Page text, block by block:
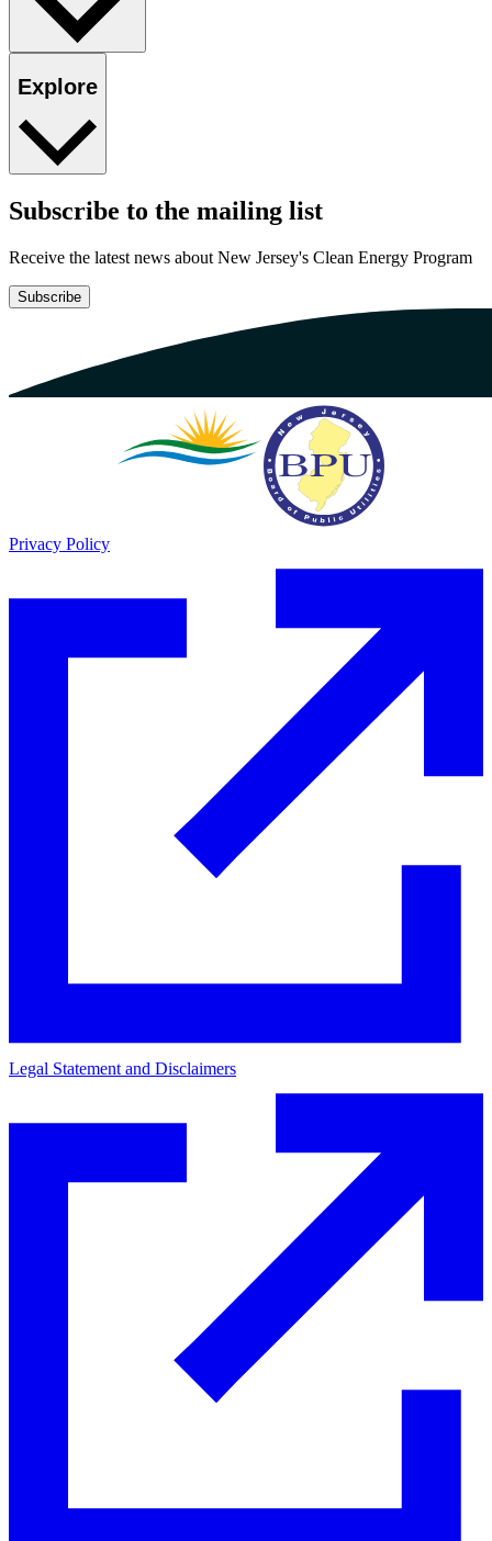
Explore​​​​‌ ‍ ​‍​‍‌‍ ‌ ​‍‌‍‍‌‌‍‌ ‌‍‍‌‌‍ ‍​‍​‍​ ‍‍​‍​‍‌ ​ ‌‍​‌‌‍ ‍‌‍‍‌‌ ‌​‌ ‍‌​‍ ‍‌‍‍‌‌‍ ​‍​‍​‍ ​​‍​‍‌‍‍​‌ ​‍‌‍‌‌‌‍‌‍​‍​‍​ ‍‍​‍​‍‌‍‍​‌ ‌​‌ ‌​‌ ​​​ ‍‍​‍ ​‍ ‌‍ ​‌‍ ‌‍​ ‌‍​‌‌‍ ​‌‍‍​‌‍ ‌ ​ ‌ ‌​​ ‍‍​ ​ ​ ​ ​ ​ ​ ​ ​‍ ‌‍‍‌‌‍ ‍‌ ‌​‌‍‌‌‌‍ ‍‌ ‌​​‍ ‌‍‌‌‌‍‌​‌‍‍‌‌ ‌​​‍ ‌‍ ‌‌‍ ‌‍‌​‌‍‌‌​ ‌‌ ​​‌ ​‍‌‍‌‌‌ ​ ‌‍‌‌‌‍ ‍‌ ‌​‌‍​‌‌ ‌​‌‍‍‌‌‍ ‌‍ ‍​ ‍ ‌‍‍‌‌‍‌​​ ‌‌ ​ ‌‍‍‌‌ ‌​‌‍‌‌‌​‌‍‌‍ ‌‍ ‌ ‌​‌‍‌‌‌ ​‍​ ‍ ‌ ‌​‌ ‍‌‌ ​​‌‍‌‌​ ‌‌‍‌‍‌‍ ‌‍ ‌ ‌​‌‍‌‌‌ ​‍​ ‍ ‌ ​​‌‍​‌‌ ‌​‌‍‍​​ ‌‌‍ ‌‌‍‌‌‌‍ ‍‌ ‌‌‌ ​ ​‍‌‌​ ‌‌‌​​‍‌‌ ‌‍‍ ‌‍‌‌‌ ‍‌​‍‌‌​ ​ ‌​‌​​‍‌‌​ ​ ‌​‌​​‍‌‌​ ​‍​ ​‍‌‍​‌​ ‍‌‌‍‌‍​ ​​‌‍‌​​ ​​​ ‌​​ ​​​ ​ ​ ​‌​ ‌‍​ ‌ ​‍‌‌​ ​‍​ ​‍​‍‌‌​ ‌‌‌​‌​​‍ ‍‌‍‍​‌‍‌‌‌‍​‌‌‍‌​‌‍‍‌‌‍ ‍‌‍‌ ​ ‌‍​‍‌‍​‌‌ ​ ‌‍‌‌‌‌‌‌‌ ​‍‌‍ ​​ ‌‌‍‍​‌ ‌​‌ ‌​‌ ​​​‍‌‌​ ​ ‌​​‌​‍‌‌​ ​‍‌​‌‍​‍‌‌​ ​‍‌​‌‍‌‍ ​‌‍ ‌‍​ ‌‍​‌‌‍ ​‌‍‍​‌‍ ‌ ​ ‌ ‌​​‍‌‌​ ​ ‌​​‌​ ​ ​ ​ ​ ​ ​ ​ ​‍‌‍‌‍‍‌‌‍‌​​ ‌‌ ​ ‌‍‍‌‌ ‌​‌‍‌‌‌​‌‍‌‍ ‌‍ ‌ ‌​‌‍‌‌‌ ​‍​‍‌‍‌ ‌​‌ ‍‌‌ ​​‌‍‌‌​ ‌‌‍‌‍‌‍ ‌‍ ‌ ‌​‌‍‌‌‌ ​‍​‍‌‍‌ ​​‌‍​‌‌ ‌​‌‍‍​​ ‌‌‍ ‌‌‍‌‌‌‍ ‍‌ ‌‌‌ ​ ​‍‌‌​ ‌‌‌​​‍‌‌ ‌‍‍ ‌‍‌‌‌ ‍‌​‍‌‌​ ​ ‌​‌​​‍‌‌​ ​ ‌​‌​​‍‌‌​ ​‍​ ​‍‌‍​‌​ ‍‌‌‍‌‍​ ​​‌‍‌​​ ​​​ ‌​​ ​​​ ​ ​ ​‌​ ‌‍​ ‌ ​‍‌‌​ ​‍​ ​‍​‍‌‌​ ‌‌‌​‌​​‍ ‍‌‍‍​‌‍‌‌‌‍​‌‌‍‌​‌‍‍‌‌‍ ‍‌‍‌ ​‍‌‍‌ ​​‌‍‌‌‌ ​‍‌ ​ ‌ ​​‌‍‌‌‌‍​ ‌ ‌​‌‍‍‌‌ ‌‍‌‍‌‌​ ‌‌ ​​‌ ‌‌‌‍​‍‌‍ ​‌‍‍‌‌ ​ ‌‍‍​‌‍‌‌‌‍‌​​‍​‍‌ ‌
Subscribe to the mailing list​​​​‌ ‍ ​‍​‍‌‍ ‌ ​‍‌‍‍‌‌‍‌ ‌‍‍‌‌‍ ‍​‍​‍​ ‍‍​‍​‍‌ ​ ‌‍​‌‌‍ ‍‌‍‍‌‌ ‌​‌ ‍‌​‍ ‍‌‍‍‌‌‍ ​‍​‍​‍ ​​‍​‍‌‍‍​‌ ​‍‌‍‌‌‌‍‌‍​‍​‍​ ‍‍​‍​‍‌‍‍​‌ ‌​‌ ‌​‌ ​​​ ‍‍​‍ ​‍ ‌‍ ​‌‍ ‌‍​ ‌‍​‌‌‍ ​‌‍‍​‌‍ ‌ ​ ‌ ‌​​ ‍‍​ ​ ​ ​ ​ ​ ​ ​ ​‍ ‌‍‍‌‌‍ ‍‌ ‌​‌‍‌‌‌‍ ‍‌ ‌​​‍ ‌‍‌‌‌‍‌​‌‍‍‌‌ ‌​​‍ ‌‍ ‌‌‍ ‌‍‌​‌‍‌‌​ ‌‌ ​​‌ ​‍‌‍‌‌‌ ​ ‌‍‌‌‌‍ ‍‌ ‌​‌‍​‌‌ ‌​‌‍‍‌‌‍ ‌‍ ‍​ ‍ ‌‍‍‌‌‍‌​​ ‌‌ ​ ‌‍‍‌‌ ‌​‌‍‌‌‌​‌‍‌‍ ‌‍ ‌ ‌​‌‍‌‌‌ ​‍​ ‍ ‌ ‌​‌ ‍‌‌ ​​‌‍‌‌​ ‌‌‍‌‍‌‍ ‌‍ ‌ ‌​‌‍‌‌‌ ​‍​ ‍ ‌ ​​‌‍​‌‌ ‌​‌‍‍​​ ‌‌‍ ‍‌‍‌‌‌ ‌ ‌ ​ ‌‍ ​‌‍‌‌‌ ‌​‌ ‌​‌‍‌‌‌ ​‍​‍ ‍‌‍‍​‌‍‌‌‌‍​‌‌‍‌​‌‍‍‌‌‍ ‍‌‍‌ ​ ‌‍​‍‌‍​‌‌ ​ ‌‍‌‌‌‌‌‌‌ ​‍‌‍ ​​ ‌‌‍‍​‌ ‌​‌ ‌​‌ ​​​‍‌‌​ ​ ‌​​‌​‍‌‌​ ​‍‌​‌‍​‍‌‌​ ​‍‌​‌‍‌‍ ​‌‍ ‌‍​ ‌‍​‌‌‍ ​‌‍‍​‌‍ ‌ ​ ‌ ‌​​‍‌‌​ ​ ‌​​‌​ ​ ​ ​ ​ ​ ​ ​ ​‍‌‍‌‍‍‌‌‍‌​​ ‌‌ ​ ‌‍‍‌‌ ‌​‌‍‌‌‌​‌‍‌‍ ‌‍ ‌ ‌​‌‍‌‌‌ ​‍​‍‌‍‌ ‌​‌ ‍‌‌ ​​‌‍‌‌​ ‌‌‍‌‍‌‍ ‌‍ ‌ ‌​‌‍‌‌‌ ​‍​‍‌‍‌ ​​‌‍​‌‌ ‌​‌‍‍​​ ‌‌‍ ‍‌‍‌‌‌ ‌ ‌ ​ ‌‍ ​‌‍‌‌‌ ‌​‌ ‌​‌‍‌‌‌ ​‍​‍ ‍‌‍‍​‌‍‌‌‌‍​‌‌‍‌​‌‍‍‌‌‍ ‍‌‍‌ ​‍‌‍‌ ​​‌‍‌‌‌ ​‍‌ ​ ‌ ​​‌‍‌‌‌‍​ ‌ ‌​‌‍‍‌‌ ‌‍‌‍‌‌​ ‌‌ ​​‌ ‌‌‌‍​‍‌‍ ​‌‍‍‌‌ ​ ‌‍‍​‌‍‌‌‌‍‌​​‍​‍‌ ‌
Receive the latest news about New Jersey's Clean Energy Program​​​​‌ ‍ ​‍​‍‌‍ ‌ ​‍‌‍‍‌‌‍‌ ‌‍‍‌‌‍ ‍​‍​‍​ ‍‍​‍​‍‌ ​ ‌‍​‌‌‍ ‍‌‍‍‌‌ ‌​‌ ‍‌​‍ ‍‌‍‍‌‌‍ ​‍​‍​‍ ​​‍​‍‌‍‍​‌ ​‍‌‍‌‌‌‍‌‍​‍​‍​ ‍‍​‍​‍‌‍‍​‌ ‌​‌ ‌​‌ ​​​ ‍‍​‍ ​‍ ‌‍ ​‌‍ ‌‍​ ‌‍​‌‌‍ ​‌‍‍​‌‍ ‌ ​ ‌ ‌​​ ‍‍​ ​ ​ ​ ​ ​ ​ ​ ​‍ ‌‍‍‌‌‍ ‍‌ ‌​‌‍‌‌‌‍ ‍‌ ‌​​‍ ‌‍‌‌‌‍‌​‌‍‍‌‌ ‌​​‍ ‌‍ ‌‌‍ ‌‍‌​‌‍‌‌​ ‌‌ ​​‌ ​‍‌‍‌‌‌ ​ ‌‍‌‌‌‍ ‍‌ ‌​‌‍​‌‌ ‌​‌‍‍‌‌‍ ‌‍ ‍​ ‍ ‌‍‍‌‌‍‌​​ ‌‌ ​ ‌‍‍‌‌ ‌​‌‍‌‌‌​‌‍‌‍ ‌‍ ‌ ‌​‌‍‌‌‌ ​‍​ ‍ ‌ ‌​‌ ‍‌‌ ​​‌‍‌‌​ ‌‌‍‌‍‌‍ ‌‍ ‌ ‌​‌‍‌‌‌ ​‍​ ‍ ‌ ​​‌‍​‌‌ ‌​‌‍‍​​ ‌‌‍ ‍‌‍‌‌‌ ‌ ‌ ​ ‌‍ ​‌‍‌‌‌ ‌​‌ ‌​‌‍‌‌‌ ​‍​‍ ‍‌ ‌​‌‍‌‌‌ ‍​‌ ‌​​ ‌‍​‍‌‍​‌‌ ​ ‌‍‌‌‌‌‌‌‌ ​‍‌‍ ​​ ‌‌‍‍​‌ ‌​‌ ‌​‌ ​​​‍‌‌​ ​ ‌​​‌​‍‌‌​ ​‍‌​‌‍​‍‌‌​ ​‍‌​‌‍‌‍ ​‌‍ ‌‍​ ‌‍​‌‌‍ ​‌‍‍​‌‍ ‌ ​ ‌ ‌​​‍‌‌​ ​ ‌​​‌​ ​ ​ ​ ​ ​ ​ ​ ​‍‌‍‌‍‍‌‌‍‌​​ ‌‌ ​ ‌‍‍‌‌ ‌​‌‍‌‌‌​‌‍‌‍ ‌‍ ‌ ‌​‌‍‌‌‌ ​‍​‍‌‍‌ ‌​‌ ‍‌‌ ​​‌‍‌‌​ ‌‌‍‌‍‌‍ ‌‍ ‌ ‌​‌‍‌‌‌ ​‍​‍‌‍‌ ​​‌‍​‌‌ ‌​‌‍‍​​ ‌‌‍ ‍‌‍‌‌‌ ‌ ‌ ​ ‌‍ ​‌‍‌‌‌ ‌​‌ ‌​‌‍‌‌‌ ​‍​‍ ‍‌ ‌​‌‍‌‌‌ ‍​‌ ‌​​‍‌‍‌ ​​‌‍‌‌‌ ​‍‌ ​ ‌ ​​‌‍‌‌‌‍​ ‌ ‌​‌‍‍‌‌ ‌‍‌‍‌‌​ ‌‌ ​​‌ ‌‌‌‍​‍‌‍ ​‌‍‍‌‌ ​ ‌‍‍​‌‍‌‌‌‍‌​​‍​‍‌ ‌
Subscribe​​​​‌ ‍ ​‍​‍‌‍ ‌ ​‍‌‍‍‌‌‍‌ ‌‍‍‌‌‍ ‍​‍​‍​ ‍‍​‍​‍‌ ​ ‌‍​‌‌‍ ‍‌‍‍‌‌ ‌​‌ ‍‌​‍ ‍‌‍‍‌‌‍ ​‍​‍​‍ ​​‍​‍‌‍‍​‌ ​‍‌‍‌‌‌‍‌‍​‍​‍​ ‍‍​‍​‍‌‍‍​‌ ‌​‌ ‌​‌ ​​​ ‍‍​‍ ​‍ ‌‍ ​‌‍ ‌‍​ ‌‍​‌‌‍ ​‌‍‍​‌‍ ‌ ​ ‌ ‌​​ ‍‍​ ​ ​ ​ ​ ​ ​ ​ ​‍ ‌‍‍‌‌‍ ‍‌ ‌​‌‍‌‌‌‍ ‍‌ ‌​​‍ ‌‍‌‌‌‍‌​‌‍‍‌‌ ‌​​‍ ‌‍ ‌‌‍ ‌‍‌​‌‍‌‌​ ‌‌ ​​‌ ​‍‌‍‌‌‌ ​ ‌‍‌‌‌‍ ‍‌ ‌​‌‍​‌‌ ‌​‌‍‍‌‌‍ ‌‍ ‍​ ‍ ‌‍‍‌‌‍‌​​ ‌‌ ​ ‌‍‍‌‌ ‌​‌‍‌‌‌​‌‍‌‍ ‌‍ ‌ ‌​‌‍‌‌‌ ​‍​ ‍ ‌ ‌​‌ ‍‌‌ ​​‌‍‌‌​ ‌‌‍‌‍‌‍ ‌‍ ‌ ‌​‌‍‌‌‌ ​‍​ ‍ ‌ ​​‌‍​‌‌ ‌​‌‍‍​​ ‌‌‍ ‍‌‍‌‌‌ ‌ ‌ ​ ‌‍ ​‌‍‌‌‌ ‌​‌ ‌​‌‍‌‌‌ ​‍​‍ ‍‌‍​‍‌ ‌​‌‍ ‍​ ‌‍​‍‌‍​‌‌ ​ ‌‍‌‌‌‌‌‌‌ ​‍‌‍ ​​ ‌‌‍‍​‌ ‌​‌ ‌​‌ ​​​‍‌‌​ ​ ‌​​‌​‍‌‌​ ​‍‌​‌‍​‍‌‌​ ​‍‌​‌‍‌‍ ​‌‍ ‌‍​ ‌‍​‌‌‍ ​‌‍‍​‌‍ ‌ ​ ‌ ‌​​‍‌‌​ ​ ‌​​‌​ ​ ​ ​ ​ ​ ​ ​ ​‍‌‍‌‍‍‌‌‍‌​​ ‌‌ ​ ‌‍‍‌‌ ‌​‌‍‌‌‌​‌‍‌‍ ‌‍ ‌ ‌​‌‍‌‌‌ ​‍​‍‌‍‌ ‌​‌ ‍‌‌ ​​‌‍‌‌​ ‌‌‍‌‍‌‍ ‌‍ ‌ ‌​‌‍‌‌‌ ​‍​‍‌‍‌ ​​‌‍​‌‌ ‌​‌‍‍​​ ‌‌‍ ‍‌‍‌‌‌ ‌ ‌ ​ ‌‍ ​‌‍‌‌‌ ‌​‌ ‌​‌‍‌‌‌ ​‍​‍ ‍‌‍​‍‌ ‌​‌‍ ‍​‍‌‍‌ ​​‌‍‌‌‌ ​‍‌ ​ ‌ ​​‌‍‌‌‌‍​ ‌ ‌​‌‍‍‌‌ ‌‍‌‍‌‌​ ‌‌ ​​‌ ‌‌‌‍​‍‌‍ ​‌‍‍‌‌ ​ ‌‍‍​‌‍‌‌‌‍‌​​‍​‍‌ ‌
Privacy Policy
Legal Statement and Disclaimers